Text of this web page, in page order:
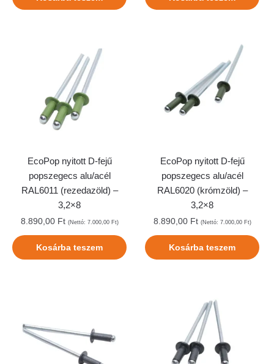
EcoPop nyitott D-fejű
popszegecs alu/acél
RAL6011 (rezedazöld) –
3,2×8
8.890,00 Ft (Nettó: 7.000,00 Ft)
Kosárba teszem
EcoPop nyitott D-fejű
popszegecs alu/acél
RAL6020 (krómzöld) –
3,2×8
8.890,00 Ft (Nettó: 7.000,00 Ft)
Kosárba teszem